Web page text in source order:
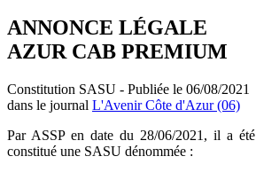
ANNONCE LÉGALE
AZUR CAB PREMIUM
Constitution SASU - Publiée le 06/08/2021
dans le journal L'Avenir Côte d'Azur (06)
Par ASSP en date du 28/06/2021, il a été
constitué une SASU dénommée :